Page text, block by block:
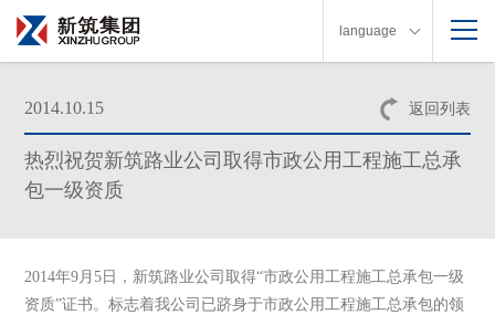
language
返回列表
2014.10.15
热烈祝贺新筑路业公司取得市政公用工程施工总承
包一级资质
2014年9月5日，新筑路业公司取得“市政公用工程施工总承包一级
资质”证书。标志着我公司已跻身于市政公用工程施工总承包的领